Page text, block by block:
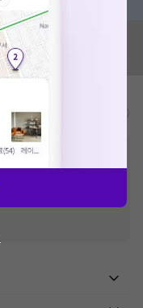
비급여/급여 진료란?
과 상이할 수 있으니, 정확
되어 있는 급여 진료 기준 가
어, 병원마다 금액이 다르게